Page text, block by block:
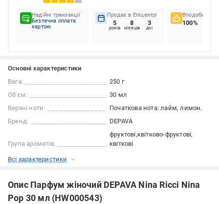
Надійні транзакції
Безпечна оплата
картою
Продає в Епіцентрі
5
років
8
місяців
3
дні
Вподобання
100%
Основні характеристики
Вага:
250 г
Об'єм:
30 мл
Верхні ноти:
Початкова нота: лайм, лимон.
Бренд:
DEPAVA
Група ароматів:
фруктові квітково-фруктові
квіткові
Всі характеристики
Опис Парфум жіночий DEPAVA Nina Ricci Nina
Pop 30 мл (HW000543)